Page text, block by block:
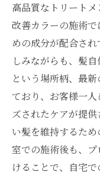
高品質なトリート
改善カラーの施術
めの成分が配合さ
しみながらも、髪
という場所柄、最
ており、お客様一
ズされたケアが提
い髪を維持するた
室での施術後も、
けることで、自宅